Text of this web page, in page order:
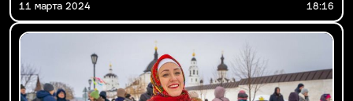
11 марта 2024 18:16